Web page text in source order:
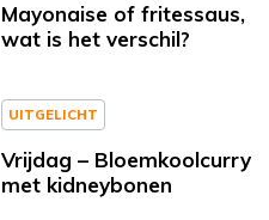
Mayonaise of fritessaus,
wat is het verschil?
UITGELICHT
Vrijdag – Bloemkoolcurry
met kidneybonen